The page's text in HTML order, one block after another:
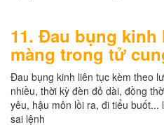
11. Đau bụng
màng trong tử
Đau bụng kinh liên tục kèm theo
nhiều, thời kỳ đèn đỏ dài, đồng
yêu, hậu môn lồi ra, đi tiểu
sai lệnh